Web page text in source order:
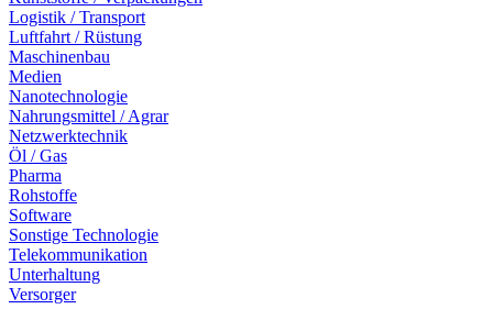
Logistik / Transport
Luftfahrt / Rüstung
Maschinenbau
Medien
Nanotechnologie
Nahrungsmittel / Agrar
Netzwerktechnik
Öl / Gas
Pharma
Rohstoffe
Software
Sonstige Technologie
Telekommunikation
Unterhaltung
Versorger